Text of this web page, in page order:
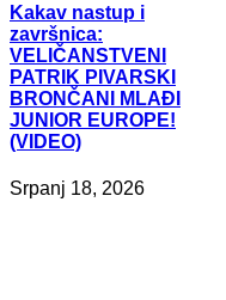
Kakav nastup i
završnica:
VELIČANSTVENI
PATRIK PIVARSKI
BRONČANI MLAĐI
JUNIOR EUROPE!
(VIDEO)
Srpanj 18, 2026